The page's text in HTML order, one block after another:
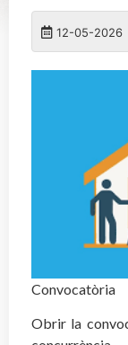
12-05-2026
Convocatòria
Obrir la